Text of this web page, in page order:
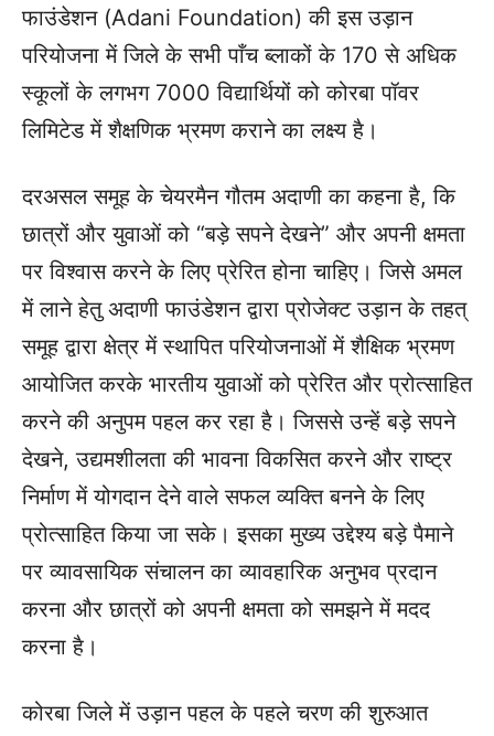
फाउंडेशन (Adani Foundation) की इस उड़ान
परियोजना में जिले के सभी पाँच ब्लाकों के 170 से अधिक
स्कूलों के लगभग 7000 विद्यार्थियों को कोरबा पॉवर
लिमिटेड में शैक्षणिक भ्रमण कराने का लक्ष्य है।
दरअसल समूह के चेयरमैन गौतम अदाणी का कहना है, कि
छात्रों और युवाओं को “बड़े सपने देखने” और अपनी क्षमता
पर विश्वास करने के लिए प्रेरित होना चाहिए। जिसे अमल
में लाने हेतु अदाणी फाउंडेशन द्वारा प्रोजेक्ट उड़ान के तहत्
समूह द्वारा क्षेत्र में स्थापित परियोजनाओं में शैक्षिक भ्रमण
आयोजित करके भारतीय युवाओं को प्रेरित और प्रोत्साहित
करने की अनुपम पहल कर रहा है। जिससे उन्हें बड़े सपने
देखने, उद्यमशीलता की भावना विकसित करने और राष्ट्र
निर्माण में योगदान देने वाले सफल व्यक्ति बनने के लिए
प्रोत्साहित किया जा सके। इसका मुख्य उद्देश्य बड़े पैमाने
पर व्यावसायिक संचालन का व्यावहारिक अनुभव प्रदान
करना और छात्रों को अपनी क्षमता को समझने में मदद
करना है।
कोरबा जिले में उड़ान पहल के पहले चरण की शुरुआत